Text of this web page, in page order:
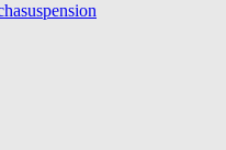
suspension